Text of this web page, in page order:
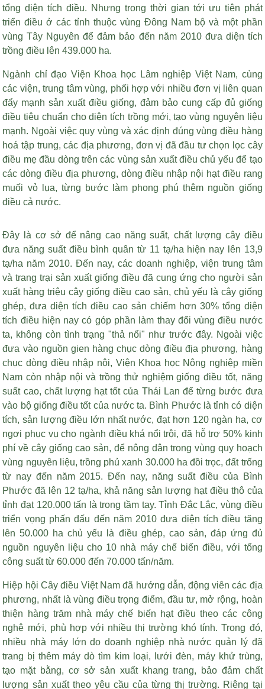
tổng diện tích điều. Nhưng trong thời gian tới ưu tiên phát
triển điều ở các tỉnh thuộc vùng Đông Nam bộ và một phần
vùng Tây Nguyên để đảm bảo đến năm 2010 đưa diện tích
trồng điều lên 439.000 ha.
Ngành chỉ đạo Viện Khoa học Lâm nghiệp Việt Nam, cùng
các viện, trung tâm vùng, phối hợp với nhiều đơn vị liên quan
đẩy mạnh sản xuất điều giống, đảm bảo cung cấp đủ giống
điều tiêu chuẩn cho diện tích trồng mới, tạo vùng nguyên liệu
mạnh. Ngoài việc quy vùng và xác định đúng vùng điều hàng
hoá tập trung, các địa phương, đơn vị đã đầu tư chọn lọc cây
điều mẹ đầu dòng trên các vùng sản xuất điều chủ yếu để tạo
các dòng điều địa phương, dòng điều nhập nội hạt điều rang
muối vỏ lụa, từng bước làm phong phú thêm nguồn giống
điều cả nước.
Đây là cơ sở để nâng cao năng suất, chất lượng cây điều
đưa năng suất điều bình quân từ 11 tạ/ha hiện nay lên 13,9
tạ/ha năm 2010. Đến nay, các doanh nghiệp, viện trung tâm
và trang trại sản xuất giống điều đã cung ứng cho người sản
xuất hàng triệu cây giống điều cao sản, chủ yếu là cây giống
ghép, đưa diện tích điều cao sản chiếm hơn 30% tổng diện
tích điều hiện nay có góp phần làm thay đổi vùng điều nước
ta, không còn tình trạng "thả nổi" như trước đây. Ngoài việc
đưa vào nguồn gien hàng chục dòng điều địa phương, hàng
chục dòng điều nhập nội, Viện Khoa học Nông nghiệp miền
Nam còn nhập nội và trồng thử nghiệm giống điều tốt, năng
suất cao, chất lượng hạt tốt của Thái Lan để từng bước đưa
vào bộ giống điều tốt của nước ta. Bình Phước là tỉnh có diện
tích, sản lượng điều lớn nhất nước, đạt hơn 120 ngàn ha, cơ
ngơi phục vụ cho ngành điều khá nổi trội, đã hỗ trợ 50% kinh
phí về cây giống cao sản, để nông dân trong vùng quy hoạch
vùng nguyên liệu, trồng phủ xanh 30.000 ha đồi trọc, đất trống
từ nay đến năm 2015. Đến nay, năng suất điều của Bình
Phước đã lên 12 tạ/ha, khả năng sản lượng hạt điều thô của
tỉnh đạt 120.000 tấn là trong tầm tay. Tỉnh Đắc Lắc, vùng điều
triển vọng phấn đấu đến năm 2010 đưa diện tích điều tăng
lên 50.000 ha chủ yếu là điều ghép, cao sản, đáp ứng đủ
nguồn nguyên liệu cho 10 nhà máy chế biến điều, với tổng
công suất từ 60.000 đến 70.000 tấn/năm.
Hiệp hội Cây điều Việt Nam đã hướng dẫn, động viên các địa
phương, nhất là vùng điều trọng điểm, đầu tư, mở rộng, hoàn
thiện hàng trăm nhà máy chế biến hạt điều theo các công
nghệ mới, phù hợp với nhiều thị trường khó tính. Trong đó,
nhiều nhà máy lớn do doanh nghiệp nhà nước quản lý đã
trang bị thêm máy dò tìm kim loại, lưới đèn, máy khử trùng,
tạo mặt bằng, cơ sở sản xuất khang trang, bảo đảm chất
lượng sản xuất theo yêu cầu của từng thị trường. Riêng tại